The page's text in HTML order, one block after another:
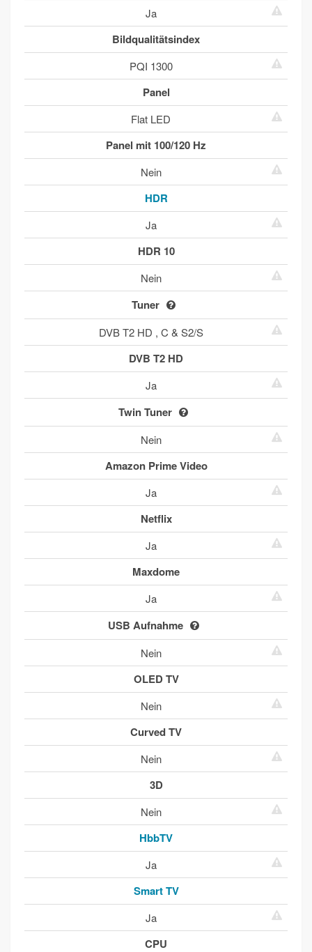
Ja
Bildqualitätsindex
PQI 1300
Panel
Flat LED
Panel mit 100/120 Hz
Nein
HDR
Ja
HDR 10
Nein
Tuner
DVB T2 HD , C & S2/S
DVB T2 HD
Ja
Twin Tuner
Nein
Amazon Prime Video
Ja
Netflix
Ja
Maxdome
Ja
USB Aufnahme
Nein
OLED TV
Nein
Curved TV
Nein
3D
Nein
HbbTV
Ja
Smart TV
Ja
CPU